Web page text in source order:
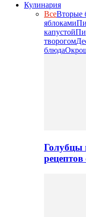
Кулинария
ВсеВторые
яблоками
капустой
творогом
блюда
Голубцы